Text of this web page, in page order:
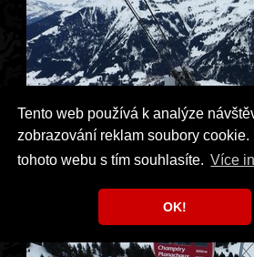
Tento web používá k analýze
zobrazování reklam soubory
tohoto webu s tím souhlasíte. Více
OK!